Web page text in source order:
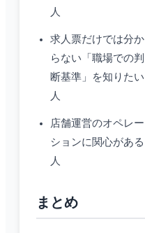
人
求人票だけでは分か
らない「職場での判
断基準」を知りたい
人
店舗運営のオペレー
ションに関心がある
人
まとめ